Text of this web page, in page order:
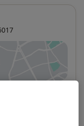
v nové záložce
aktivní